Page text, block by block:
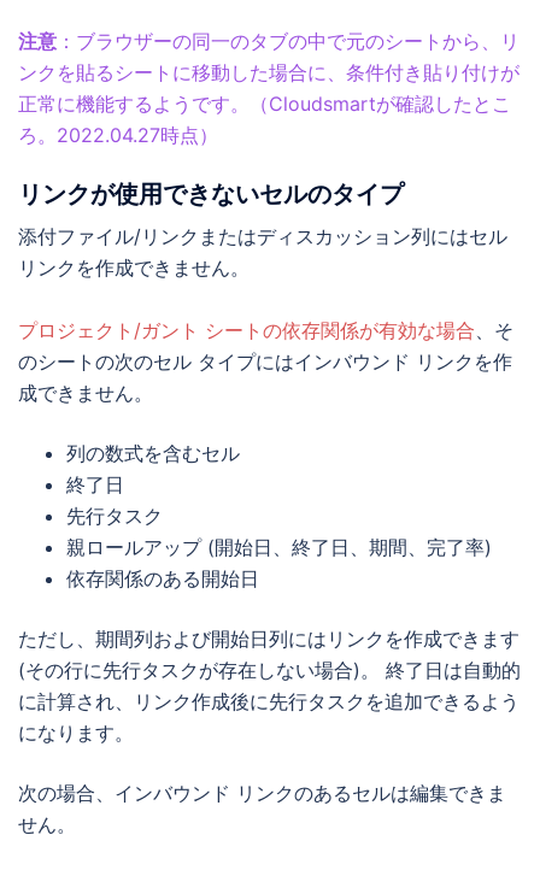
注意 ：ブラウザーの同一のタブの中で元のシートから、リ
ンクを貼るシートに移動した場合に、条件付き貼り付けが
正常に機能するようです。（Cloudsmartが確認したとこ
ろ。2022.04.27時点）
リンクが使用できないセルのタイプ
添付ファイル/リンクまたはディスカッション列にはセル
リンクを作成できません。
プロジェクト/ガント シートの依存関係が有効な場合 、そ
のシートの次のセル タイプにはインバウンド リンクを作
成できません。
列の数式を含むセル
終了日
先行タスク
親ロールアップ (開始日、終了日、期間、完了率)
依存関係のある開始日
ただし、期間列および開始日列にはリンクを作成できます
(その行に先行タスクが存在しない場合)。 終了日は自動的
に計算され、リンク作成後に先行タスクを追加できるよう
になります。
次の場合、インバウンド リンクのあるセルは編集できま
せん。